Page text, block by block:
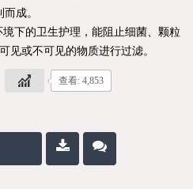
而成。
下的卫生护理，能阻止细菌、颗粒
见或不可见的物质进行过滤。
查看: 4,853